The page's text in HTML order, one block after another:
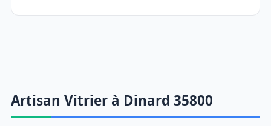
Artisan Vitrier à Dinard 35800